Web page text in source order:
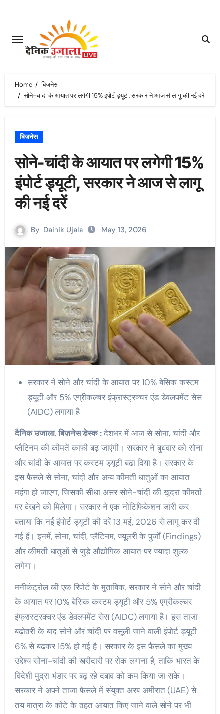
content
Home
बिजनेस
सोने-चांदी के आयात पर लगेगी 15% इंपोर्ट ड्यूटी, सरकार ने आज से लागू की नई दरें
बिजनेस
सोने-चांदी के आयात पर लगेगी 15%
इंपोर्ट ड्यूटी, सरकार ने आज से लागू
की नई दरें
By Dainik Ujala May 13, 2026
सरकार ने सोने और चांदी के आयात पर 10% बेसिक कस्टम
ड्यूटी और 5% एग्रीकल्चर इंफ्रास्ट्रक्चर एंड डेवलपमेंट सेस
(AIDC) लगाया है
दैनिक उजाला, बिज़नेस डेस्क :देशभर में आज से सोना, चांदी और
प्लैटिनम की कीमतें काफी बढ़ जाएंगी। सरकार ने बुधवार को सोना
और चांदी के आयात पर कस्टम ड्यूटी बढ़ा दिया है। सरकार के
इस फैसले से सोना, चांदी और अन्य कीमती धातुओं का आयात
महंगा हो जाएगा, जिसकी सीधा असर सोने-चांदी की खुदरा कीमतों
पर देखने को मिलेगा। सरकार ने एक नोटिफिकेशन जारी कर
बताया कि नई इंपोर्ट ड्यूटी की दरें 13 मई, 2026 से लागू कर दी
गई हैं। इनमें, सोना, चांदी, प्लैटिनम, ज्यूलरी के पुर्जों (Findings)
और कीमती धातुओं से जुड़े औद्योगिक आयात पर ज्यादा शुल्क
लगेगा।
मनीकंट्रोल की एक रिपोर्ट के मुताबिक, सरकार ने सोने और चांदी
के आयात पर 10% बेसिक कस्टम ड्यूटी और 5% एग्रीकल्चर
इंफ्रास्ट्रक्चर एंड डेवलपमेंट सेस (AIDC) लगाया है। इस ताजा
बढ़ोतरी के बाद सोने और चांदी पर वसूली जाने वाली इंपोर्ट ड्यूटी
6% से बढ़कर 15% हो गई है। सरकार के इस फैसले का मुख्य
उद्देश्य सोना-चांदी की खरीदारी पर रोक लगाना है, ताकि भारत के
विदेशी मुद्रा भंडार पर बढ़ रहे दबाव को कम किया जा सके।
सरकार ने अपने ताजा फैसले में संयुक्त अरब अमीरात (UAE) से
तय मात्रा के कोटे के तहत आयात किए जाने वाले सोने पर भी